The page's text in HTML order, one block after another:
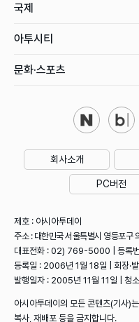
국제
아투시티
문화·스포츠
회사소개
PC버전
제호 : 아시아투데이
주소 : 대한민국 서울특별시 영등포구
대표전화 : 02) 769-5000 | 등록
등록일 : 2006년 1월 18일 | 회장·
발행일자 : 2005년 11월 11일 | 청
아시아투데이의 모든 콘텐츠(기사)
복사, 재배포 등을 금지합니다.